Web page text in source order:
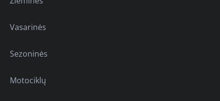
Vasarinės
Sezoninės
Motociklų